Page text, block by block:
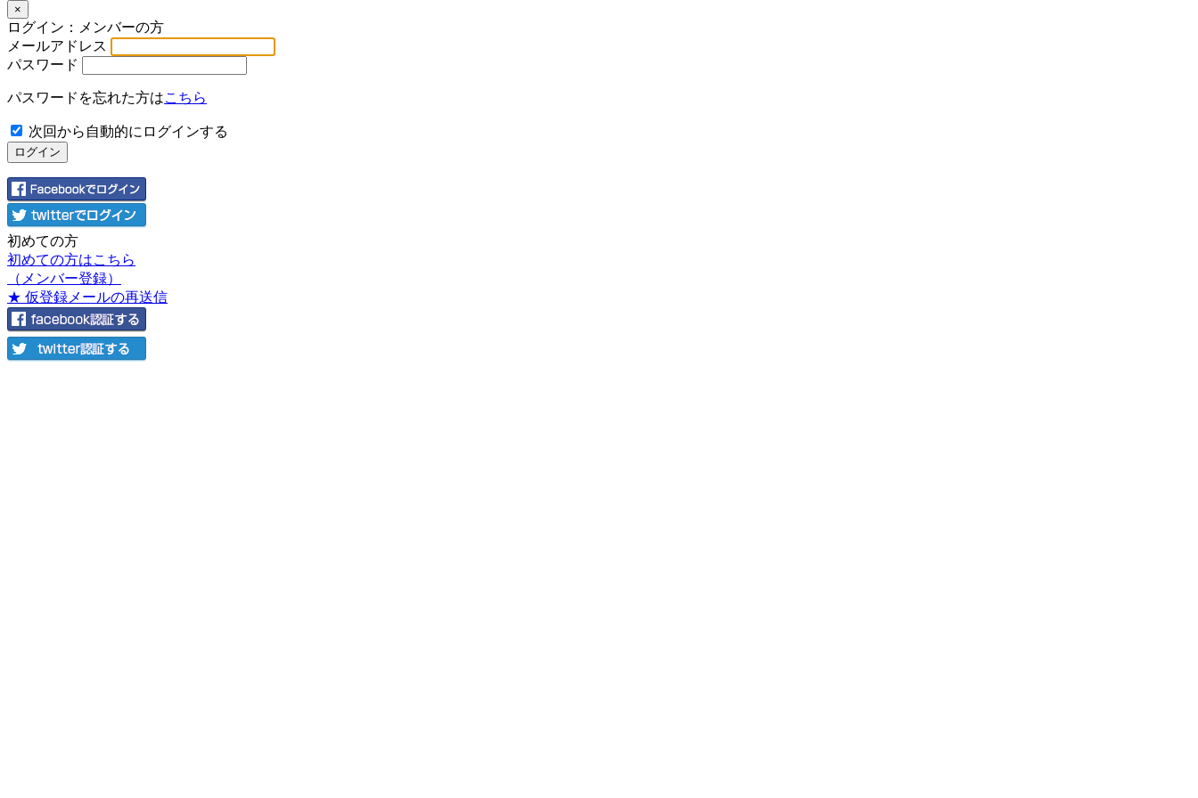
×
ログイン：メンバーの方
メールアドレス
パスワード
パスワードを忘れた方はこちら
次回から自動的にログインする
初めての方
初めての方はこちら
（メンバー登録）
★ 仮登録メールの再送信